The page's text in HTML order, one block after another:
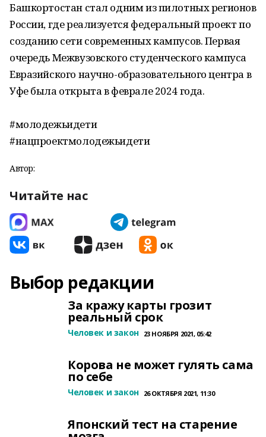
Башкортостан стал одним из пилотных регионов
России, где реализуется федеральный проект по
созданию сети современных кампусов. Первая
очередь Межвузовского студенческого кампуса
Евразийского научно-образовательного центра в
Уфе была открыта в феврале 2024 года.
#молодежьидети
#нацпроектмолодежьидети
Автор:
Читайте нас
Выбор редакции
За кражу карты грозит
реальный срок
Человек и закон 23 НОЯБРЯ 2021, 05:42
Корова не может гулять сама
по себе
Человек и закон 26 ОКТЯБРЯ 2021, 11:30
Японский тест на старение